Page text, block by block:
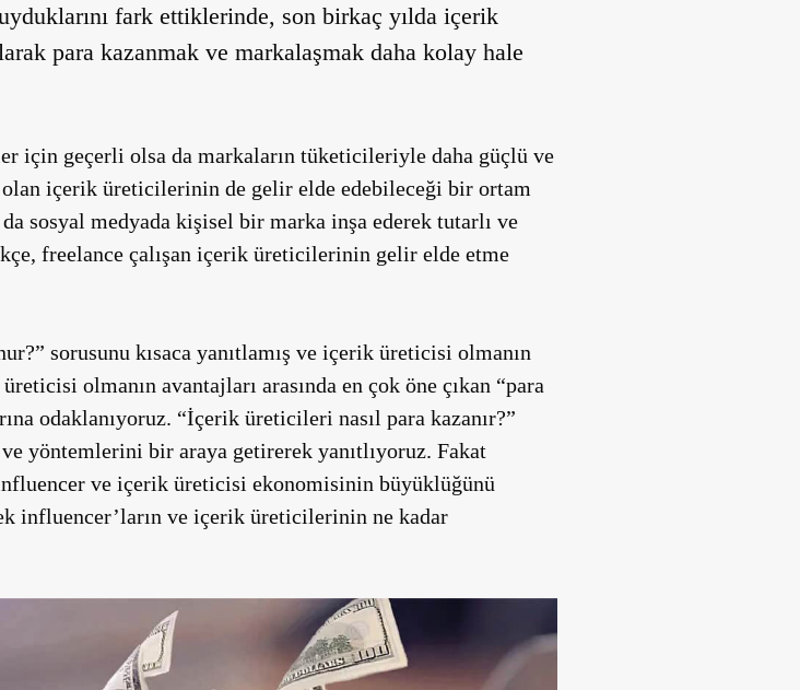
fark ettiklerinde, son birkaç yılda içerik
para kazanmak ve markalaşmak daha kolay hale
için geçerli olsa da markaların tüketicileriyle daha güçlü ve
içerik üreticilerinin de gelir elde edebileceği bir ortam
sosyal medyada kişisel bir marka inşa ederek tutarlı ve
freelance çalışan içerik üreticilerinin gelir elde etme
sorusunu kısaca yanıtlamış ve içerik üreticisi olmanın
olmanın avantajları arasında en çok öne çıkan “para
odaklanıyoruz. “İçerik üreticileri nasıl para kazanır?”
yöntemlerini bir araya getirerek yanıtlıyoruz. Fakat
ve içerik üreticisi ekonomisinin büyüklüğünü
influencer’ların ve içerik üreticilerinin ne kadar